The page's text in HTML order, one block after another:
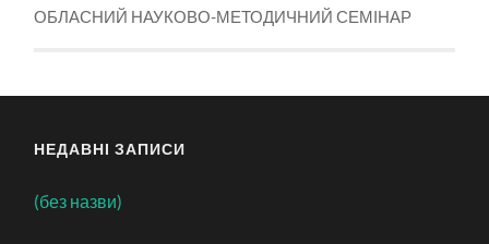
ОБЛАСНИЙ НАУКОВО-МЕТОДИЧНИЙ СЕМІНАР
НЕДАВНІ ЗАПИСИ
(без назви)